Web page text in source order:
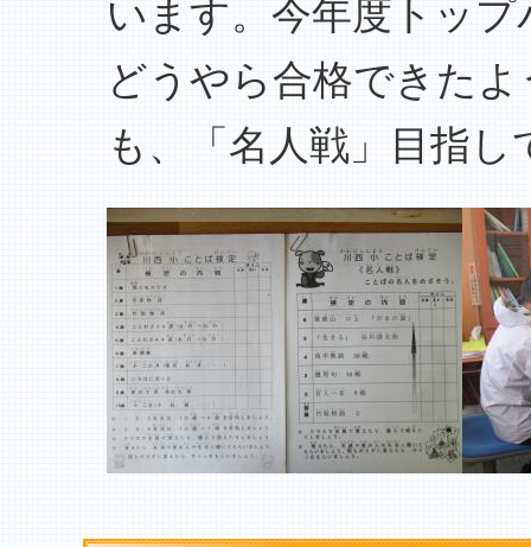
います。今年度トッ
どうやら合格できた
も、「名人戦」目指